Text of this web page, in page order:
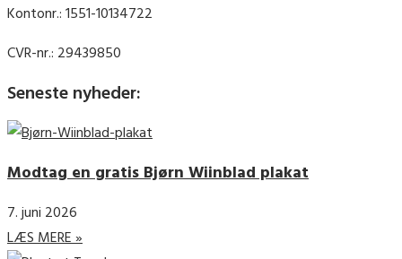
Kontonr.: 1551-10134722
CVR-nr.: 29439850
Seneste nyheder:
Modtag en gratis Bjørn Wiinblad plakat
7. juni 2026
LÆS MERE »